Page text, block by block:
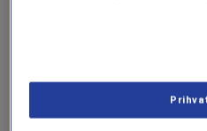
glumice Laura Vasiliu
Rumunije,
Margita Gosheva iz